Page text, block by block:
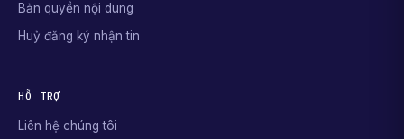
Bản quyền nội dung
Huỷ đăng ký nhận tin
HỖ TRỢ
Liên hệ chúng tôi